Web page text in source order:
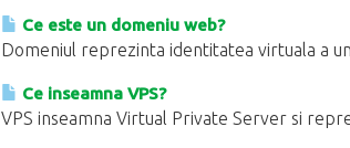
Ce este un domeniu web?
Domeniul reprezinta identitatea virtuala a
Ce inseamna VPS?
VPS inseamna Virtual Private Server si